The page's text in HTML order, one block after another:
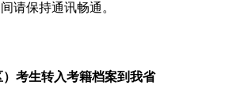
请保持通讯畅通。
考生转入考籍档案到我省